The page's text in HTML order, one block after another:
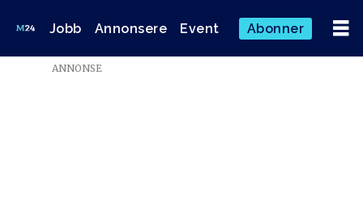
Jobb Annonsere Event Abonner
Emne:
ANNONSE